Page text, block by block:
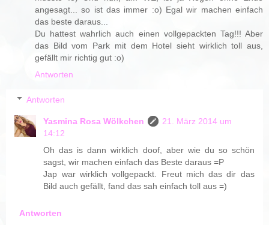
angesagt... so ist das immer :o) Egal wir machen einfach
das beste daraus...
Du hattest wahrlich auch einen vollgepackten Tag!!! Aber
das Bild vom Park mit dem Hotel sieht wirklich toll aus,
gefällt mir richtig gut :o)
Antworten
Antworten
Yasmina Rosa Wölkchen
21. März 2014 um
14:12
Oh das is dann wirklich doof, aber wie du so schön
sagst, wir machen einfach das Beste daraus =P
Jap war wirklich vollgepackt. Freut mich das dir das
Bild auch gefällt, fand das sah einfach toll aus =)
Antworten